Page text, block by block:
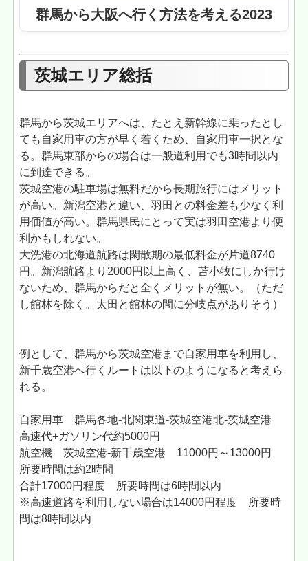
群馬から大阪へ行く方法を考える2023
茨城エリア総括
群馬から茨城エリアへは、たとえ新幹線に乗ったとし
ても自家用車の方が早く着くため、自家用車一択とな
る。群馬東部からの場合は一般道利用でも3時間以内
に到達できる。
茨城空港の駐車場は無料だから長期旅行にはメリット
が高い。新潟空港と違い、羽田との料金差も少なく利
用価値が高い。群馬県民にとって実は羽田空港より便
利かもしれない。
大洗港の北海道航路は閑散期の最低料金が片道8740
円。新潟航路より2000円以上高く、苫小牧にしか行け
ないため、群馬からだと全くメリットが無い。（ただ
し館林を除く。太田と館林の間に分岐点がありそう）
例として、群馬から茨城空港まで自家用車を利用し、
新千歳空港へ行くルートは以下のようになると考えら
れる。
自家用車 群馬各地-北関東道-茨城空港北-茨城空港
高速代+ガソリン代約5000円
航空機 茨城空港-新千歳空港 11000円～13000円
所要時間は約2時間
合計17000円程度 所要時間は6時間以内
※高速道路を利用しない場合は14000円程度 所要時
間は8時間以内